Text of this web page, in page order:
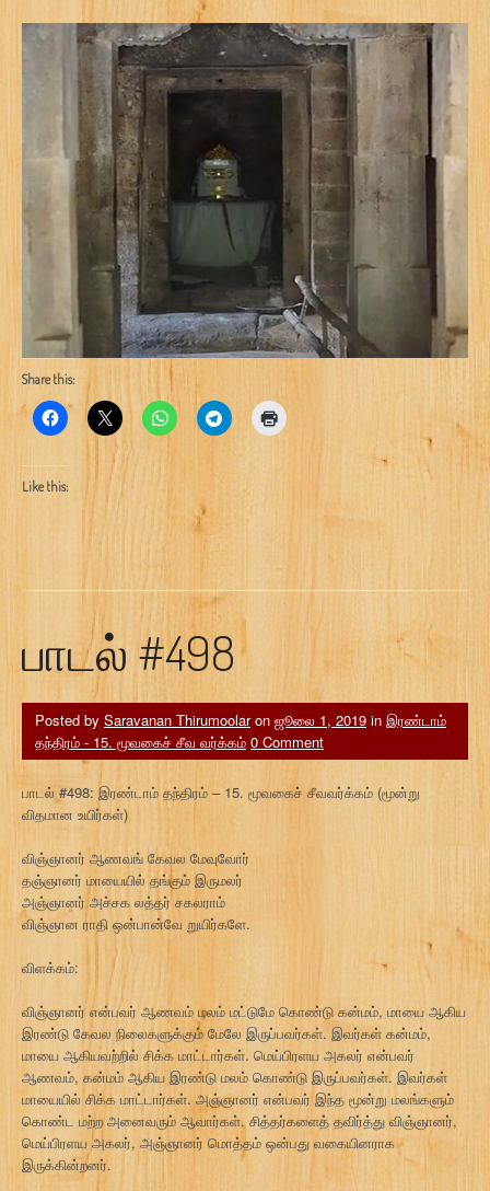
Share this:
Like this:
பாடல் #498
Posted by Saravanan Thirumoolaron ஜூலை 1, 2019 in இரண்டாம்
தந்திரம் - 15. மூவகைச் சீவ வர்க்கம் 0 Comment
பாடல் #498: இரண்டாம் தந்திரம் – 15. மூவகைச் சீவவர்க்கம் (மூன்று
விதமான உயிர்கள்)
விஞ்ஞானர் ஆணவங் கேவல மேவுவோர்
தஞ்ஞானர் மாயையில் தங்கும் இருமலர்
அஞ்ஞானர் அச்சக லத்தர் சகலராம்
விஞ்ஞான ராதி ஒன்பான்வே றுயிர்களே.
விளக்கம்:
விஞ்ஞானர் என்பவர் ஆணவம் மலம் மட்டுமே கொண்டு கன்மம், மாயை ஆகிய
இரண்டு கேவல நிலைகளுக்கும் மேலே இருப்பவர்கள். இவர்கள் கன்மம்,
மாயை ஆகியவற்றில் சிக்க மாட்டார்கள். மெய்பிரளய அகலர் என்பவர்
ஆணவம், கன்மம் ஆகிய இரண்டு மலம் கொண்டு இருப்பவர்கள். இவர்கள்
மாயையில் சிக்க மாட்டார்கள். அஞ்ஞானர் என்பவர் இந்த மூன்று மலங்களும்
கொண்ட மற்ற அனைவரும் ஆவார்கள். சித்தர்களைத் தவிர்த்து விஞ்ஞானர்,
மெய்பிரளய அகலர், அஞ்ஞானர் மொத்தம் ஒன்பது வகையினராக
இருக்கின்றனர்.